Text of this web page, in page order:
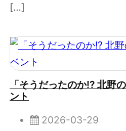
[…]
「そうだったのか!? 北野
ント
2026-03-29